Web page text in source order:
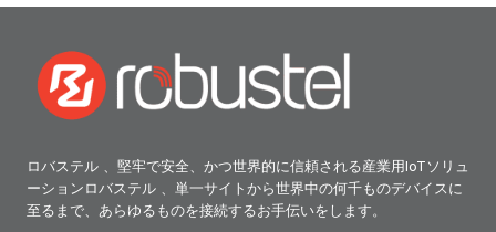
ロバステル 、堅牢で安全、かつ世界的に信頼される産業用IoTソリュ
ーションロバステル 、単一サイトから世界中の何千ものデバイスに
至るまで、あらゆるものを接続するお手伝いをします。